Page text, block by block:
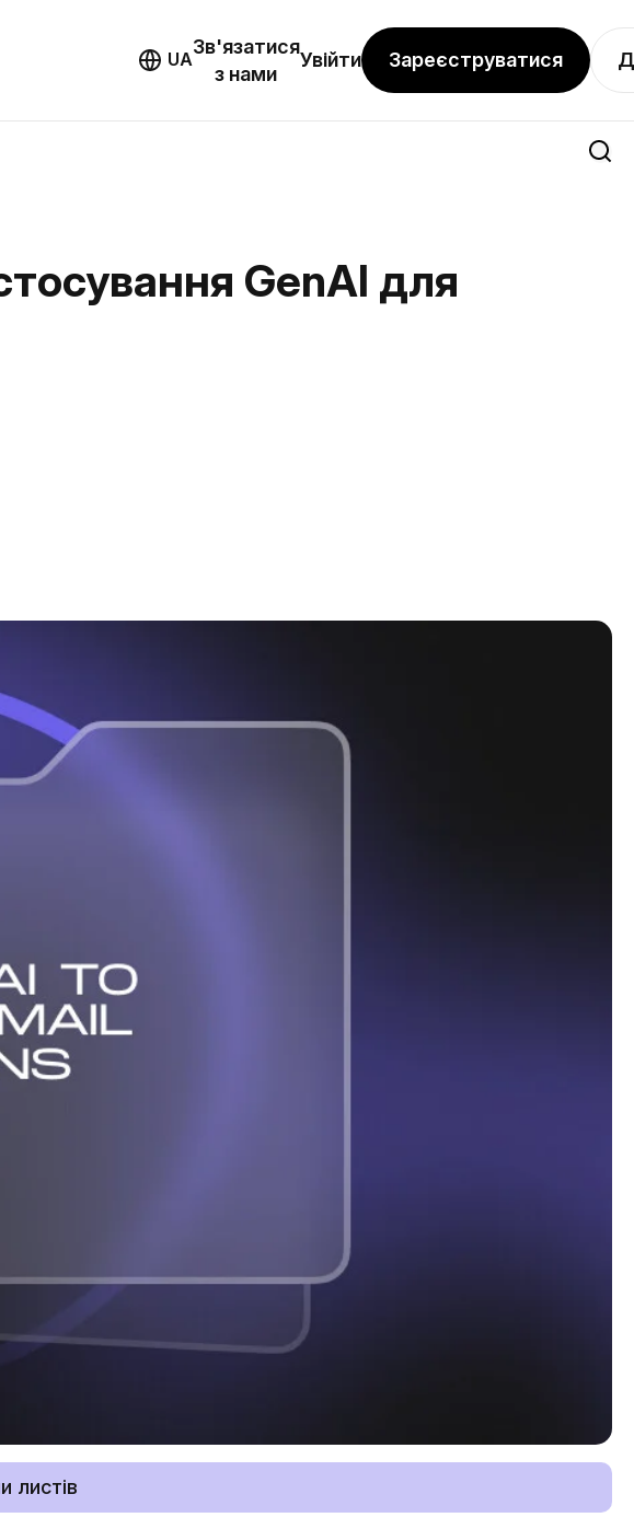
UA
Зв'язатися
з нами
Увійти Зареєструватися
GenAI для
листів